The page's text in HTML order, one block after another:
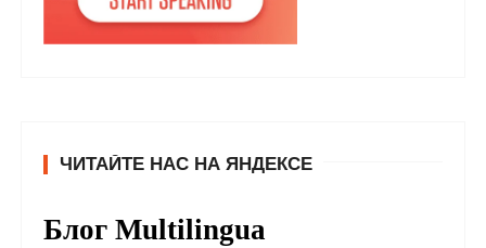
ЧИТАЙТЕ НАС НА ЯНДЕКСЕ
Блог Multilingua